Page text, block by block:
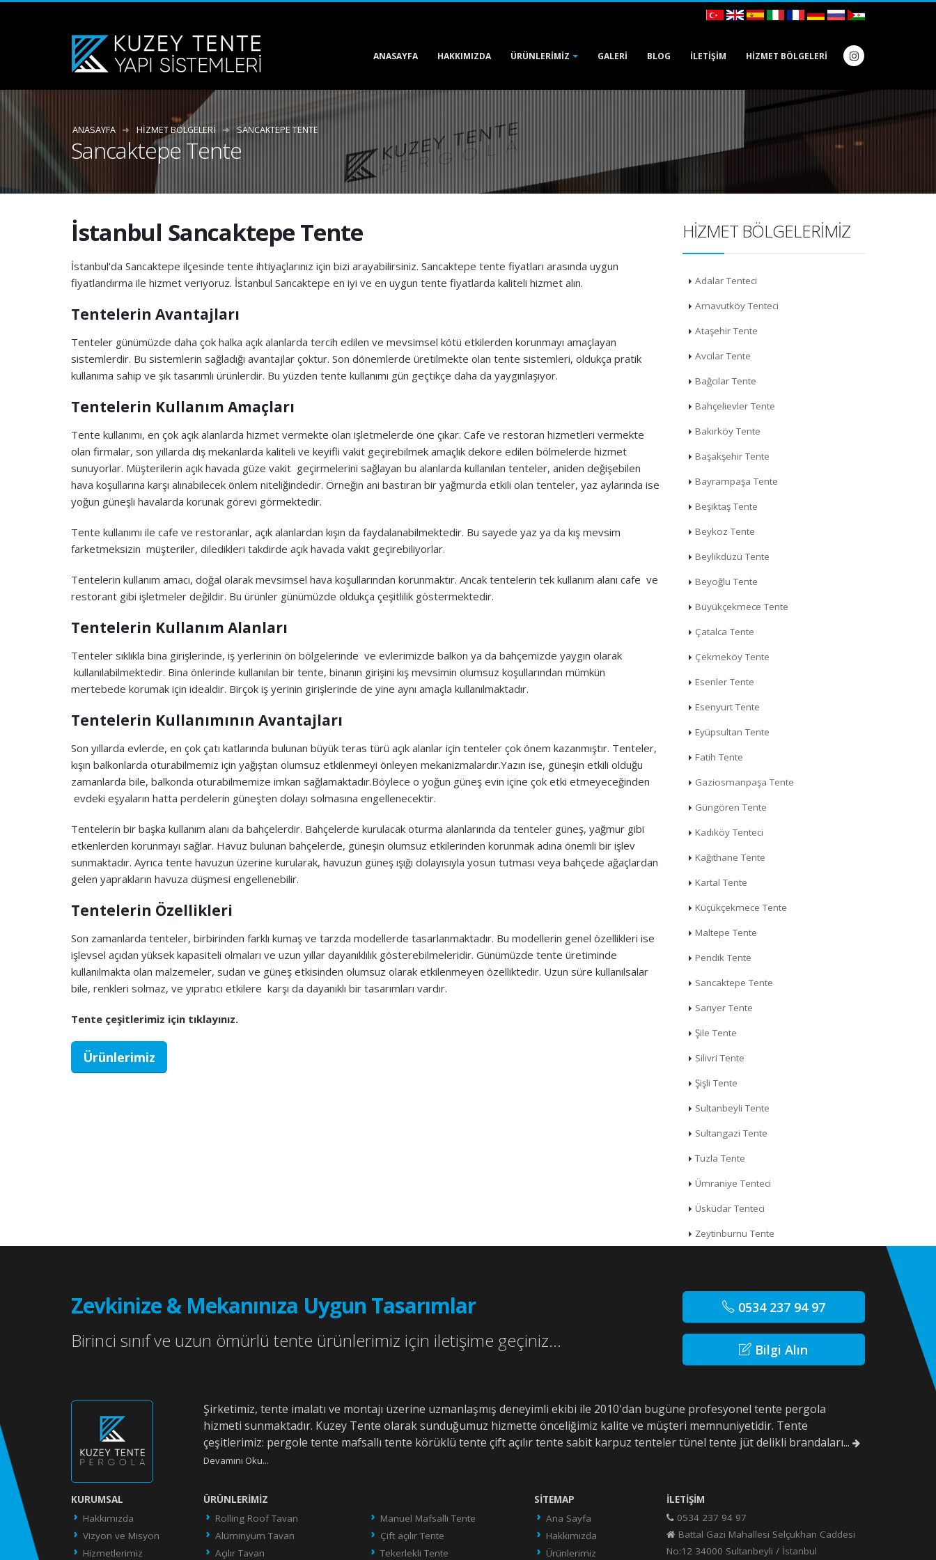
ANASAYFA HAKKIMIZDA ÜRÜNLERIMIZ GALERI BLOG İLETIŞIM HIZMET BÖLGELERI
ANASAYFA HIZMET BÖLGELERI SANCAKTEPE TENTE
Sancaktepe Tente
İstanbul Sancaktepe Tente
İstanbul'da Sancaktepe ilçesinde tente ihtiyaçlarınız için bizi arayabilirsiniz. Sancaktepe tente fiyatları arasında uygun
fiyatlandırma ile hizmet veriyoruz. İstanbul Sancaktepe en iyi ve en uygun tente fiyatlarda kaliteli hizmet alın.
Tentelerin Avantajları
Tenteler günümüzde daha çok halka açık alanlarda tercih edilen ve mevsimsel kötü etkilerden korunmayı amaçlayan
sistemlerdir. Bu sistemlerin sağladığı avantajlar çoktur. Son dönemlerde üretilmekte olan tente sistemleri, oldukça pratik
kullanıma sahip ve şık tasarımlı ürünlerdir. Bu yüzden tente kullanımı gün geçtikçe daha da yaygınlaşıyor.
Tentelerin Kullanım Amaçları
Tente kullanımı, en çok açık alanlarda hizmet vermekte olan işletmelerde öne çıkar. Cafe ve restoran hizmetleri vermekte
olan firmalar, son yıllarda dış mekanlarda kaliteli ve keyifli vakit geçirebilmek amaçlık dekore edilen bölmelerde hizmet
sunuyorlar. Müşterilerin açık havada güze vakit geçirmelerini sağlayan bu alanlarda kullanılan tenteler, aniden değişebilen
hava koşullarına karşı alınabilecek önlem niteliğindedir. Örneğin ani bastıran bir yağmurda etkili olan tenteler, yaz aylarında ise
yoğun güneşli havalarda korunak görevi görmektedir.
Tente kullanımı ile cafe ve restoranlar, açık alanlardan kışın da faydalanabilmektedir. Bu sayede yaz ya da kış mevsim
farketmeksizin müşteriler, diledikleri takdirde açık havada vakit geçirebiliyorlar.
Tentelerin kullanım amacı, doğal olarak mevsimsel hava koşullarından korunmaktır. Ancak tentelerin tek kullanım alanı cafe ve
restorant gibi işletmeler değildir. Bu ürünler günümüzde oldukça çeşitlilik göstermektedir.
Tentelerin Kullanım Alanları
Tenteler sıklıkla bina girişlerinde, iş yerlerinin ön bölgelerinde ve evlerimizde balkon ya da bahçemizde yaygın olarak
kullanılabilmektedir. Bina önlerinde kullanılan bir tente, binanın girişini kış mevsimin olumsuz koşullarından mümkün
mertebede korumak için idealdir. Birçok iş yerinin girişlerinde de yine aynı amaçla kullanılmaktadır.
Tentelerin Kullanımının Avantajları
Son yıllarda evlerde, en çok çatı katlarında bulunan büyük teras türü açık alanlar için tenteler çok önem kazanmıştır. Tenteler,
kışın balkonlarda oturabilmemiz için yağıştan olumsuz etkilenmeyi önleyen mekanizmalardır.Yazın ise, güneşin etkili olduğu
zamanlarda bile, balkonda oturabilmemize imkan sağlamaktadır.Böylece o yoğun güneş evin içine çok etki etmeyeceğinden
evdeki eşyaların hatta perdelerin güneşten dolayı solmasına engellenecektir.
Tentelerin bir başka kullanım alanı da bahçelerdir. Bahçelerde kurulacak oturma alanlarında da tenteler güneş, yağmur gibi
etkenlerden korunmayı sağlar. Havuz bulunan bahçelerde, güneşin olumsuz etkilerinden korunmak adına önemli bir işlev
sunmaktadır. Ayrıca tente havuzun üzerine kurularak, havuzun güneş ışığı dolayısıyla yosun tutması veya bahçede ağaçlardan
gelen yaprakların havuza düşmesi engellenebilir.
Tentelerin Özellikleri
Son zamanlarda tenteler, birbirinden farklı kumaş ve tarzda modellerde tasarlanmaktadır. Bu modellerin genel özellikleri ise
işlevsel açıdan yüksek kapasiteli olmaları ve uzun yıllar dayanıklılık gösterebilmeleridir. Günümüzde tente üretiminde
kullanılmakta olan malzemeler, sudan ve güneş etkisinden olumsuz olarak etkilenmeyen özelliktedir. Uzun süre kullanılsalar
bile, renkleri solmaz, ve yıpratıcı etkilere karşı da dayanıklı bir tasarımları vardır.
Tente çeşitlerimiz için tıklayınız.
Ürünlerimiz
HIZMET BÖLGELERIMIZ
Adalar Tenteci
Arnavutköy Tenteci
Ataşehir Tente
Avcılar Tente
Bağcılar Tente
Bahçelievler Tente
Bakırköy Tente
Başakşehir Tente
Bayrampaşa Tente
Beşiktaş Tente
Beykoz Tente
Beylikdüzü Tente
Beyoğlu Tente
Büyükçekmece Tente
Çatalca Tente
Çekmeköy Tente
Esenler Tente
Esenyurt Tente
Eyüpsultan Tente
Fatih Tente
Gaziosmanpaşa Tente
Güngören Tente
Kadıköy Tenteci
Kağıthane Tente
Kartal Tente
Küçükçekmece Tente
Maltepe Tente
Pendik Tente
Sancaktepe Tente
Sarıyer Tente
Şile Tente
Silivri Tente
Şişli Tente
Sultanbeyli Tente
Sultangazi Tente
Tuzla Tente
Ümraniye Tenteci
Üsküdar Tenteci
Zeytinburnu Tente
Zevkinize & Mekanınıza Uygun Tasarımlar
Birinci sınıf ve uzun ömürlü tente ürünlerimiz için iletişime geçiniz...
0534 237 94 97
Bilgi Alın
Şirketimiz, tente imalatı ve montajı üzerine uzmanlaşmış deneyimli ekibi ile 2010'dan bugüne profesyonel tente pergola
hizmeti sunmaktadır. Kuzey Tente olarak sunduğumuz hizmette önceliğimiz kalite ve müşteri memnuniyetidir. Tente
çeşitlerimiz: pergole tente mafsallı tente körüklü tente çift açılır tente sabit karpuz tenteler tünel tente jüt delikli brandaları...
Devamını Oku...
KURUMSAL
Hakkımızda
Vizyon ve Misyon
Hizmetlerimiz
ÜRÜNLERIMIZ
Rolling Roof Tavan
Alüminyum Tavan
Açılır Tavan
Manuel Mafsallı Tente
Çift açılır Tente
Tekerlekli Tente
SITEMAP
Ana Sayfa
Hakkımızda
Ürünlerimiz
İLETIŞIM
0534 237 94 97
Battal Gazi Mahallesi Selçukhan Caddesi
No:12 34000 Sultanbeyli / İstanbul